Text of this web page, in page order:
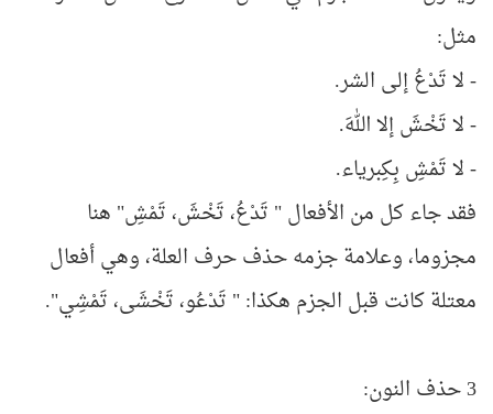
مثل:
- لا تَدْعُ إلى الشر.
- لا تَخْشَ إلا اللهَ.
- لا تَمْشِ بِكِبرياء.
فقد جاء كل من الأفعال " تَدْعُ، تَخْشَ، تَمْشِ" هنا
مجزوما، وعلامة جزمه حذف حرف العلة، وهي أفعال
معتلة كانت قبل الجزم هكذا: " تَدْعُو، تَخْشَى، تَمْشِي".
3 حذف النون: